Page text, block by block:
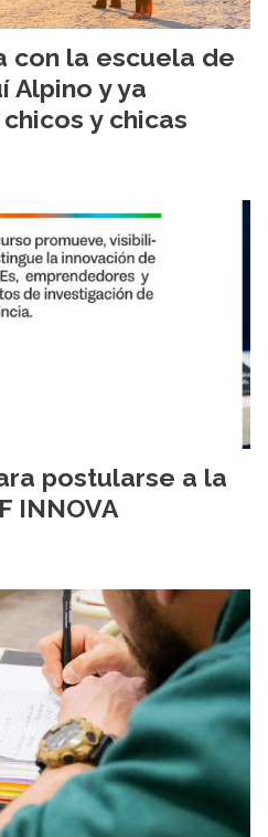
con la escuela de
Alpino y ya
y chicas
postularse a la
INNOVA